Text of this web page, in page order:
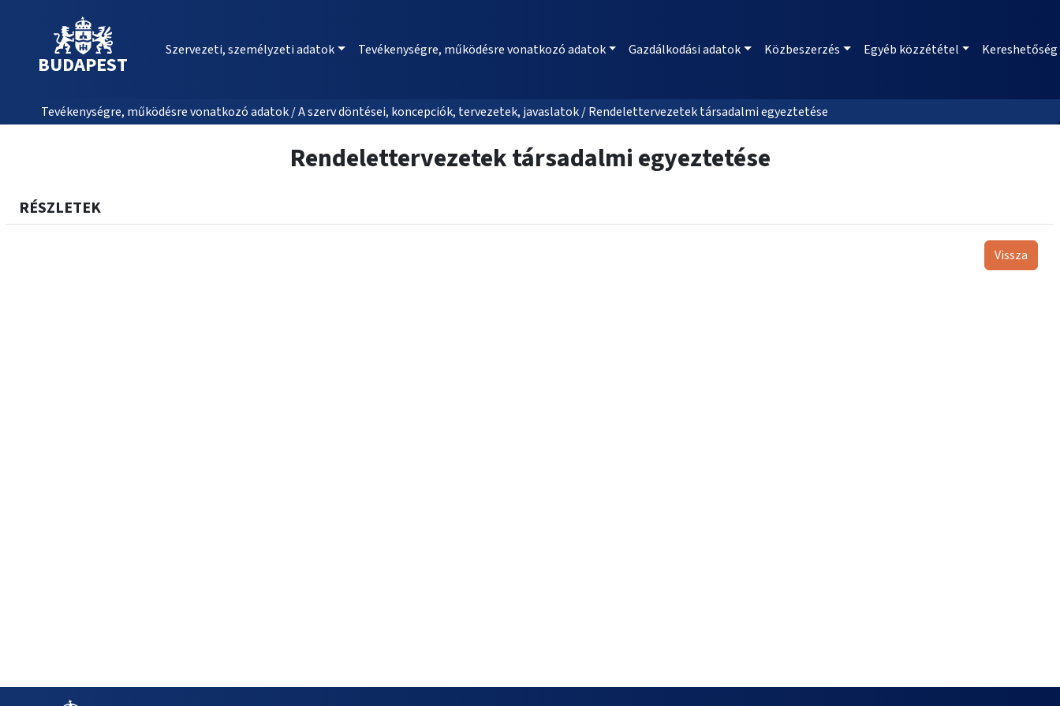
BUDAPEST
Szervezeti, személyzeti adatok Tevékenységre, működésre vonatkozó adatok Gazdálkodási adatok Közbeszerzés Egyéb közzététel Kereshetőség
Tevékenységre, működésre vonatkozó adatok / A szerv döntései, koncepciók, tervezetek, javaslatok / Rendelettervezetek társadalmi egyeztetése
Rendelettervezetek társadalmi egyeztetése
RÉSZLETEK
Vissza